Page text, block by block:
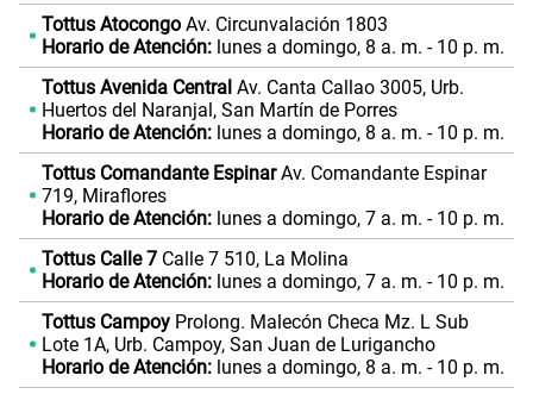
Tottus AtocongoAv. Circunvalación 1803
Horario de Atención:lunes a domingo, 8 a. m. - 10 p. m.
Tottus Avenida CentralAv. Canta Callao 3005, Urb.
Huertos del Naranjal, San Martín de Porres
Horario de Atención:lunes a domingo, 8 a. m. - 10 p. m.
Tottus Comandante EspinarAv. Comandante Espinar
719, Miraflores
Horario de Atención:lunes a domingo, 7 a. m. - 10 p. m.
Tottus Calle 7Calle 7 510, La Molina
Horario de Atención:lunes a domingo, 7 a. m. - 10 p. m.
Tottus CampoyProlong. Malecón Checa Mz. L Sub
Lote 1A, Urb. Campoy, San Juan de Lurigancho
Horario de Atención:lunes a domingo, 8 a. m. - 10 p. m.